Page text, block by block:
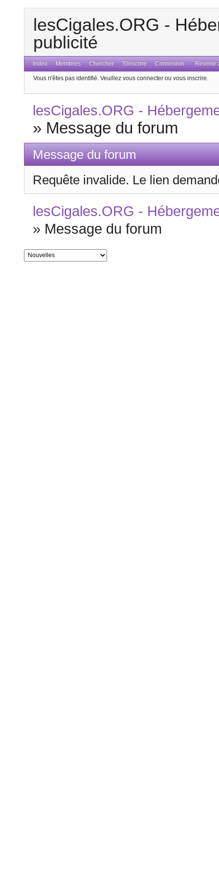
lesCigales.ORG -
publicité
Index Membres Chercher S'inscrire Connexion Revenir
Vous n'êtes pas identifié. Veuillez vous connecter ou vous inscrire.
lesCigales.ORG -
» Message du forum
Message du forum
Requête invalide. Le lien
lesCigales.ORG -
» Message du forum